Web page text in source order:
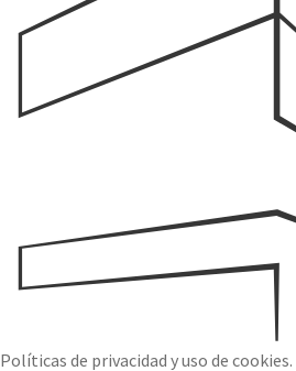
Políticas de privacidad y uso de cookies.